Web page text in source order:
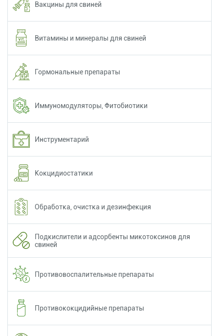
Вакцины для свиней
Витамины и минералы для свиней
Гормональные препараты
Иммуномодуляторы, Фитобиотики
Инструментарий
Кокцидиостатики
Обработка, очистка и дезинфекция
Подкислители и адсорбенты микотоксинов для
свиней
Противовоспалительные препараты
Противококцидийные препараты